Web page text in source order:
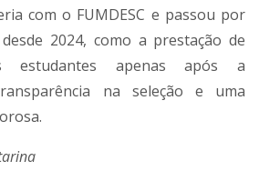
com o FUMDESC e passou por
2024, como a prestação de
estudantes apenas após a
na seleção e uma